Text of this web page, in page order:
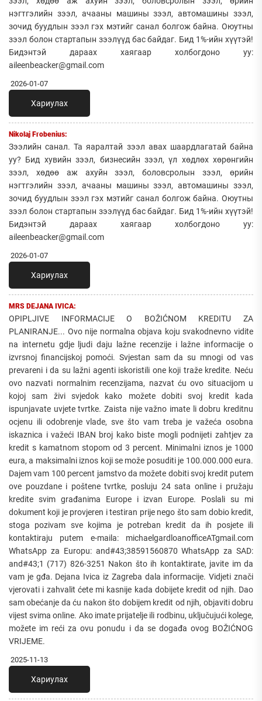
нэгтгэлийн зээл, ачааны машины зээл, автомашины зээл,
зочид буудлын зээл гэх мэтийг санал болгож байна. Оюутны
зээл болон стартапын зээлүүд бас байдаг. Бид 1%-ийн хүүтэй!
Бидэнтэй дараах хаягаар холбогдоно уу:
aileenbeacker@gmail.com
2026-01-07
Хариулах
Nikolaj Frobenius:
Зээлийн санал. Та яаралтай зээл авах шаардлагатай байна
уу? Бид хувийн зээл, бизнесийн зээл, үл хөдлөх хөрөнгийн
зээл, хөдөө аж ахуйн зээл, боловсролын зээл, өрийн
нэгтгэлийн зээл, ачааны машины зээл, автомашины зээл,
зочид буудлын зээл гэх мэтийг санал болгож байна. Оюутны
зээл болон стартапын зээлүүд бас байдаг. Бид 1%-ийн хүүтэй!
Бидэнтэй дараах хаягаар холбогдоно уу:
aileenbeacker@gmail.com
2026-01-07
Хариулах
MRS DEJANA IVICA:
OPIPLJIVE INFORMACIJE O BOŽIĆNOM KREDITU ZA
PLANIRANJE... Ovo nije normalna objava koju svakodnevno vidite
na internetu gdje ljudi daju lažne recenzije i lažne informacije o
izvrsnoj financijskoj pomoći. Svjestan sam da su mnogi od vas
prevareni i da su lažni agenti iskoristili one koji traže kredite. Neću
ovo nazvati normalnim recenzijama, nazvat ću ovo situacijom u
kojoj sam živi svjedok kako možete dobiti svoj kredit kada
ispunjavate uvjete tvrtke. Zaista nije važno imate li dobru kreditnu
ocjenu ili odobrenje vlade, sve što vam treba je važeća osobna
iskaznica i važeći IBAN broj kako biste mogli podnijeti zahtjev za
kredit s kamatnom stopom od 3 percent. Minimalni iznos je 1000
eura, a maksimalni iznos koji se može posuditi je 100.000.000 eura.
Dajem vam 100 percent jamstvo da možete dobiti svoj kredit putem
ove pouzdane i poštene tvrtke, posluju 24 sata online i pružaju
kredite svim građanima Europe i izvan Europe. Poslali su mi
dokument koji je provjeren i testiran prije nego što sam dobio kredit,
stoga pozivam sve kojima je potreban kredit da ih posjete ili
kontaktiraju putem e-maila: michaelgardloanofficeATgmail.com
WhatsApp za Europu: and#43;38591560870 WhatsApp za SAD:
and#43;1 (717) 826-3251 Nakon što ih kontaktirate, javite im da
vam je gđa. Dejana Ivica iz Zagreba dala informacije. Vidjeti znači
vjerovati i zahvalit ćete mi kasnije kada dobijete kredit od njih. Dao
sam obećanje da ću nakon što dobijem kredit od njih, objaviti dobru
vijest svima online. Ako imate prijatelje ili rodbinu, uključujući kolege,
možete im reći za ovu ponudu i da se događa ovog BOŽIĆNOG
VRIJEME.
2025-11-13
Хариулах